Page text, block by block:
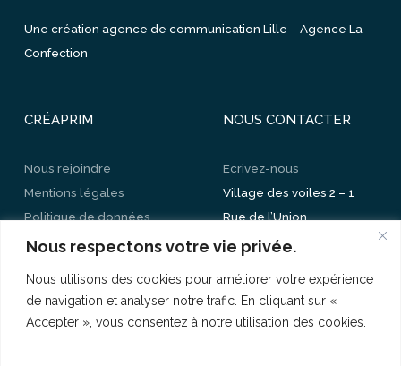
Nous respectons votre vie privée.
Nous utilisons des cookies pour améliorer votre expérience
de navigation et analyser notre trafic. En cliquant sur «
Accepter », vous consentez à notre utilisation des cookies.
Une création agence de communication Lille – Agence La
Confection
CRÉAPRIM
Nous rejoindre
Mentions légales
Politique de données
personnelles
NOUS CONTACTER
Ecrivez-nous
Village des voiles 2 – 1
Rue de l’Union
CS 30205 – 59520